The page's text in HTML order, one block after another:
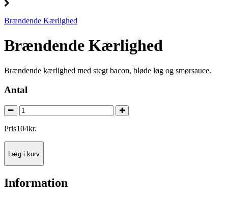
Brændende Kærlighed
Brændende Kærlighed
Brændende kærlighed med stegt bacon, bløde løg og smørsauce.
Antal
Pris104kr.
Læg i kurv
Information